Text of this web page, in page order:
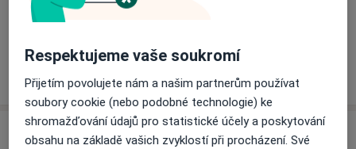
Na teto adrese lékař přijímá pacienty na pojišťovnu
o adrese
Názory
Respektujeme vaše soukromí
Přijetím povolujete nám a našim partnerům používat
soubory cookie (nebo podobné technologie) ke
shromažďování údajů pro statistické účely a poskytování
obsahu na základě vašich zvyklostí při procházení. Své